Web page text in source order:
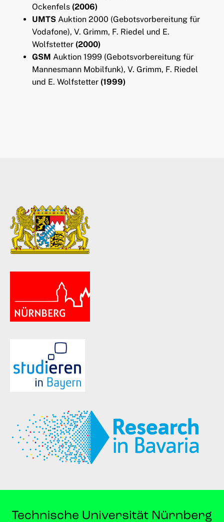
Ockenfels (2006)
UMTS Auktion 2000 (Gebotsvorbereitung für
Vodafone), V. Grimm, F. Riedel und E.
Wolfstetter (2000)
GSM Auktion 1999 (Gebotsvorbereitung für
Mannesmann Mobilfunk), V. Grimm, F. Riedel
und E. Wolfstetter(1999)